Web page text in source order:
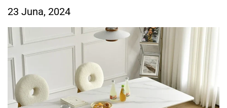
– TRPEZARIJSKI NAMESTAJ
23 Juna, 2024